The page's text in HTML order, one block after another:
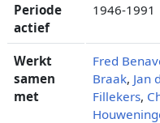
Periode
actief
1946-1991
Werkt
samen
met
Fred
Braak, Jan
Fillekers,